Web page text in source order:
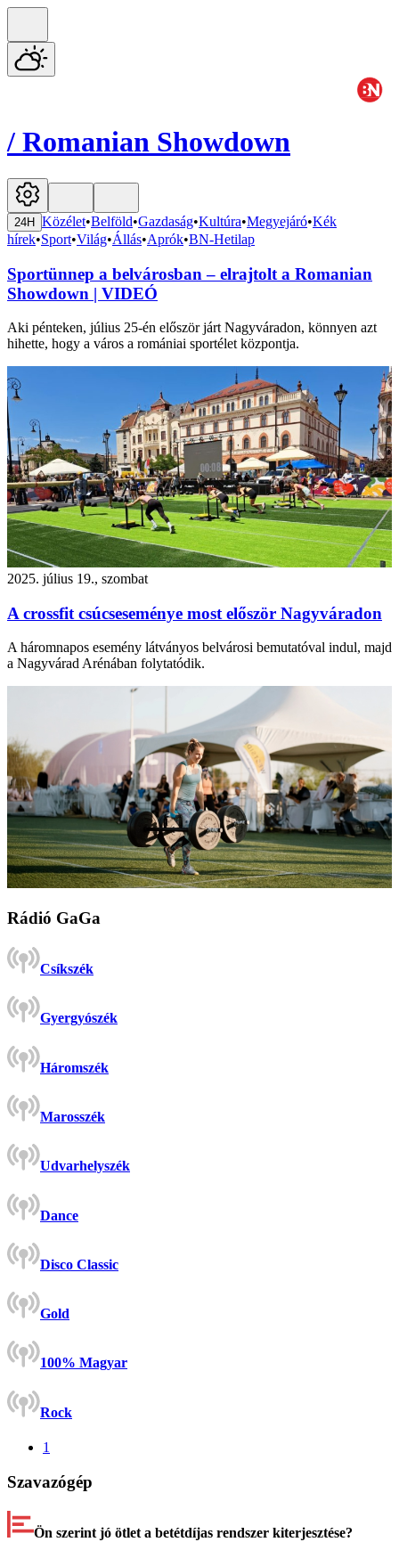
/ Romanian Showdown
24H Közélet•Belföld•Gazdaság•Kultúra•Megyejáró•Kék
hírek•Sport•Világ•Állás•Aprók•BN-Hetilap
Sportünnep a belvárosban – elrajtolt a Romanian
Showdown | VIDEÓ
Aki pénteken, július 25-én először járt Nagyváradon, könnyen azt
hihette, hogy a város a romániai sportélet központja.
2025. július 19., szombat
A crossfit csúcseseménye most először Nagyváradon
A háromnapos esemény látványos belvárosi bemutatóval indul, majd
a Nagyvárad Arénában folytatódik.
Rádió GaGa
Csíkszék
Gyergyószék
Háromszék
Marosszék
Udvarhelyszék
Dance
Disco Classic
Gold
100% Magyar
Rock
1
Szavazógép
Ön szerint jó ötlet a betétdíjas rendszer kiterjesztése?